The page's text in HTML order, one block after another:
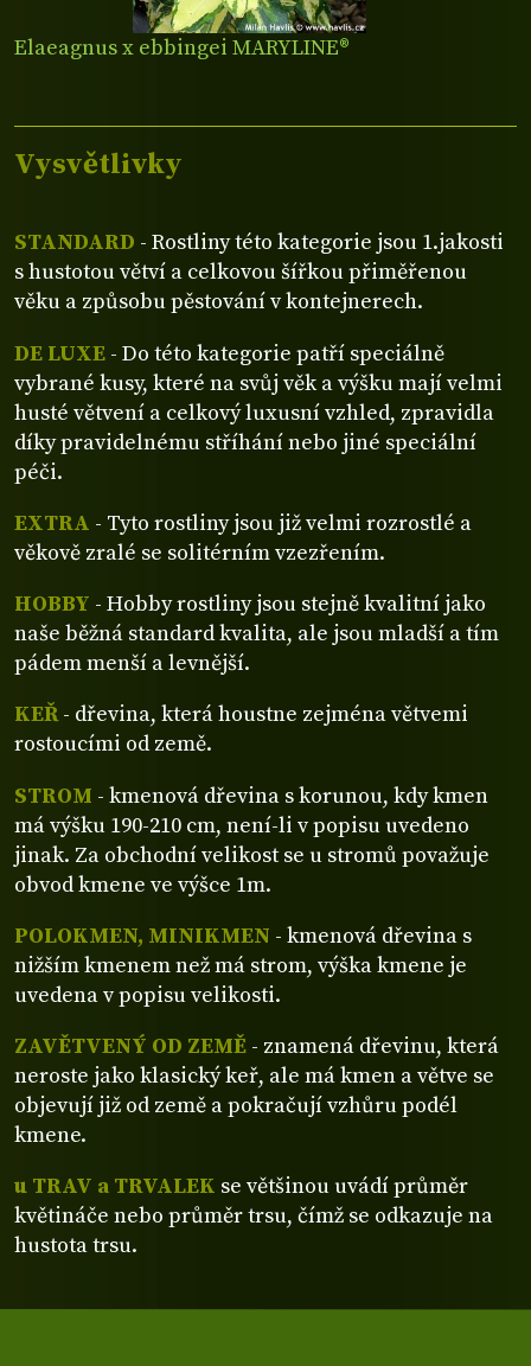
Elaeagnus x ebbingei MARYLINE®
Vysvětlivky
STANDARD - Rostliny této kategorie jsou 1.jakosti
s hustotou větví a celkovou šířkou přiměřenou
věku a způsobu pěstování v kontejnerech.
DE LUXE - Do této kategorie patří speciálně
vybrané kusy, které na svůj věk a výšku mají velmi
husté větvení a celkový luxusní vzhled, zpravidla
díky pravidelnému stříhání nebo jiné speciální
péči.
EXTRA - Tyto rostliny jsou již velmi rozrostlé a
věkově zralé se solitérním vzezřením.
HOBBY - Hobby rostliny jsou stejně kvalitní jako
naše běžná standard kvalita, ale jsou mladší a tím
pádem menší a levnější.
KEŘ- dřevina, která houstne zejména větvemi
rostoucími od země.
STROM - kmenová dřevina s korunou, kdy kmen
má výšku 190-210 cm, není-li v popisu uvedeno
jinak. Za obchodní velikost se u stromů považuje
obvod kmene ve výšce 1m.
POLOKMEN, MINIKMEN - kmenová dřevina s
nižším kmenem než má strom, výška kmene je
uvedena v popisu velikosti.
ZAVĚTVENÝ OD ZEMĚ - znamená dřevinu, která
neroste jako klasický keř, ale má kmen a větve se
objevují již od země a pokračují vzhůru podél
kmene.
u TRAV a TRVALEK se většinou uvádí průměr
květináče nebo průměr trsu, čímž se odkazuje na
hustota trsu.